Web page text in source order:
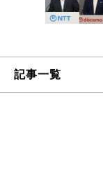
記事一覧